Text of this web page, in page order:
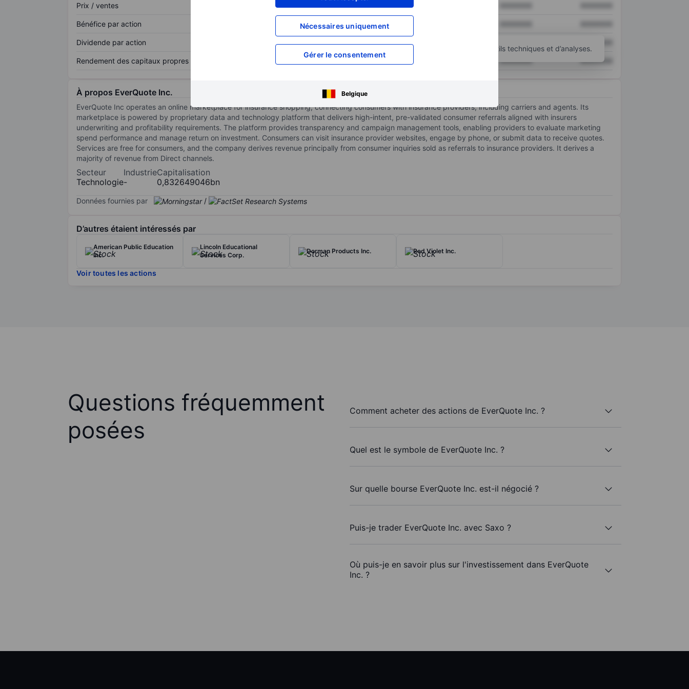
Nécessaires uniquement
Gérer le consentement
Belgique
Prix / ventes
Bénéfice par action XXXXXXX
Dividende par action XXXXXXX
Rendement des capitaux propres XXXXXXX XXXXXXX XXXXXXX
pour accéder à d’autres outils techniques et d’analyses.
À propos EverQuote Inc.
EverQuote Inc operates an online marketplace for insurance shopping, connecting consumers with insurance providers, including carriers and agents. Its
marketplace is powered by proprietary data and technology platform that delivers high-intent, pre-validated consumer referrals aligned with insurers
underwriting and profitability requirements. The platform provides transparency and campaign management tools, enabling providers to evaluate marketing
spend performance and manage return on investment. Consumers can visit insurance provider websites, engage by phone, or submit data to receive quotes.
Services are free for consumers, and the company derives revenue principally from consumer inquiries sold as referrals to insurance providers. It derives a
majority of revenue from Direct channels.
Secteur
Technologie
Industrie
-
Capitalisation
0,832649046bn
Données fournies par /
D’autres étaient intéressés par
American Public Education
Inc.
Lincoln Educational
Services Corp.
Dorman Products Inc. Red Violet Inc.
Voir toutes les actions
Questions fréquemment
posées
Comment acheter des actions de EverQuote Inc. ?
Quel est le symbole de EverQuote Inc. ?
Sur quelle bourse EverQuote Inc. est-il négocié ?
Puis-je trader EverQuote Inc. avec Saxo ?
Où puis-je en savoir plus sur l'investissement dans EverQuote
Inc. ?